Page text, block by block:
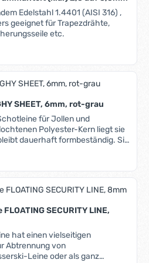
Edelstahl 1.4401 (AISI 316) ,
geeignet für Trapezdrähte,
etc.
SHEET, 6mm, rot-grau
für Jollen und
dauerhaft formbeständig. Sie
verfügt über ein hohe
Beständigkeit. In unserem
Materialien, Herstellung und
SECURITY LINE,
hat einen vielseitigen
Abtrennung von
Leine oder als ganz